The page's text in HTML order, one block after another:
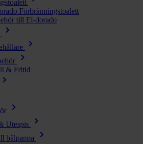
Förbränningstoalett
till El-dorado
chevron_right
chevron_right
chevron_right
& Fritid
chevron_right
chevron_right
Utespis chevron_right
bålpanna chevron_right